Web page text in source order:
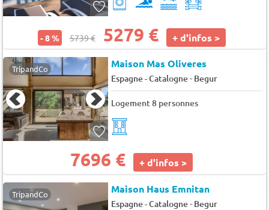
- 8 % 5739 € 5279 € + d'infos >
TripandCo Maison Mas Oliveres
Espagne - Catalogne- Begur
Logement 8 personnes
7696 € + d'infos >
TripandCo Maison Haus Emnitan
Espagne - Catalogne- Begur